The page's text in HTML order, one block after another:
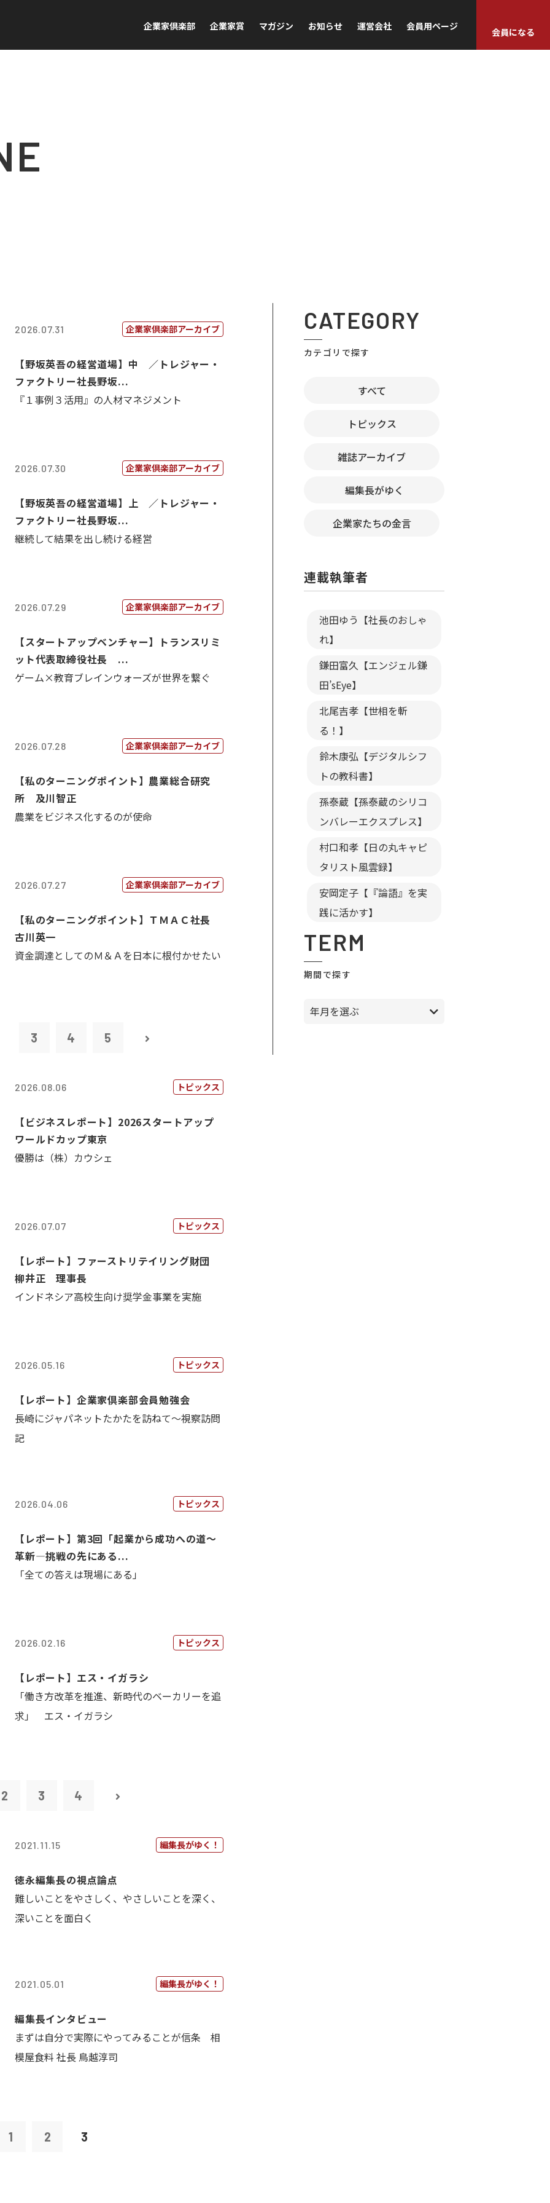
企業家倶楽部 企業家賞 マガジン お知らせ 運営会社 会員用ページ
会員になる
2026.07.31 企業家倶楽部アーカイブ
【野坂英吾の経営道場】中 ／トレジャー・
ファクトリー社長野坂...
『１事例３活用』の人材マネジメント
2026.07.30 企業家倶楽部アーカイブ
【野坂英吾の経営道場】上 ／トレジャー・
ファクトリー社長野坂...
継続して結果を出し続ける経営
2026.07.29 企業家倶楽部アーカイブ
【スタートアップベンチャー】トランスリミ
ット代表取締役社長 ...
ゲーム×教育ブレインウォーズが世界を繋ぐ
2026.07.28 企業家倶楽部アーカイブ
【私のターニングポイント】農業総合研究
所 及川智正
農業をビジネス化するのが使命
2026.07.27 企業家倶楽部アーカイブ
【私のターニングポイント】ＴＭＡＣ社長
古川英一
資金調達としてのＭ＆Ａを日本に根付かせたい
3 4 5
2026.08.06 トピックス
【ビジネスレポート】2026スタートアップ
ワールドカップ東京
優勝は（株）カウシェ
2026.07.07 トピックス
【レポート】ファーストリテイリング財団
柳井正 理事長
インドネシア高校生向け奨学金事業を実施
2026.05.16 トピックス
【レポート】企業家倶楽部会員勉強会
長崎にジャパネットたかたを訪ねて～視察訪問
記
2026.04.06 トピックス
【レポート】第3回「起業から成功への道～
革新―挑戦の先にある...
「全ての答えは現場にある」
2026.02.16 トピックス
【レポート】エス・イガラシ
「働き方改革を推進、新時代のベーカリーを追
求」 エス・イガラシ
2 3 4
2021.11.15 編集長がゆく！
徳永編集長の視点論点
難しいことをやさしく、やさしいことを深く、
深いことを面白く
2021.05.01 編集長がゆく！
編集長インタビュー
まずは自分で実際にやってみることが信条 相
模屋食料 社長 鳥越淳司
1 2 3
CATEGORY
カテゴリで探す
すべて
トピックス
雑誌アーカイブ
編集長がゆく
企業家たちの金言
連載執筆者
池田ゆう【社長のおしゃ
れ】
鎌田富久【エンジェル鎌
田’sEye】
北尾吉孝【世相を斬
る！】
鈴木康弘【デジタルシフ
トの教科書】
孫泰蔵【孫泰蔵のシリコ
ンバレーエクスプレス】
村口和孝【日の丸キャピ
タリスト風雲録】
安岡定子【『論語』を実
践に活かす】
TERM
期間で探す
年月を選ぶ